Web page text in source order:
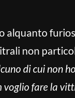
alquanto
non
di cui non
fare la